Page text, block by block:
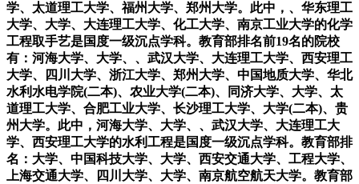
学、太道理工大学、福州大学、郑州大学。此中，、华东理工
大学、大学、大连理工大学、化工大学、南京工业大学的化学
工程取手艺是国度一级沉点学科。教育部排名前19名的院校
有：河海大学、大学、、武汉大学、大连理工大学、西安理工
大学、四川大学、浙江大学、郑州大学、中国地质大学、华北
水利水电学院(二本)、农业大学(二本)、同济大学、大学、太
道理工大学、合肥工业大学、长沙理工大学、大学(二本)、贵
州大学。此中，河海大学、大学、、武汉大学、大连理工大
学、西安理工大学的水利工程是国度一级沉点学科。教育部排
名：大学、中国科技大学、大学、西安交通大学、工程大学、
上海交通大学、四川大学、大学、南京航空航天大学。教育部